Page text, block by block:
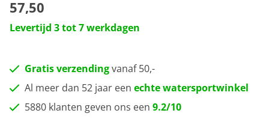
57,50
Levertijd 3 tot 7 werkdagen
Gratis verzendingvanaf 50,-
Al meer dan 52 jaar een echte watersportwinkel
5880 klanten geven ons een 9.2/10